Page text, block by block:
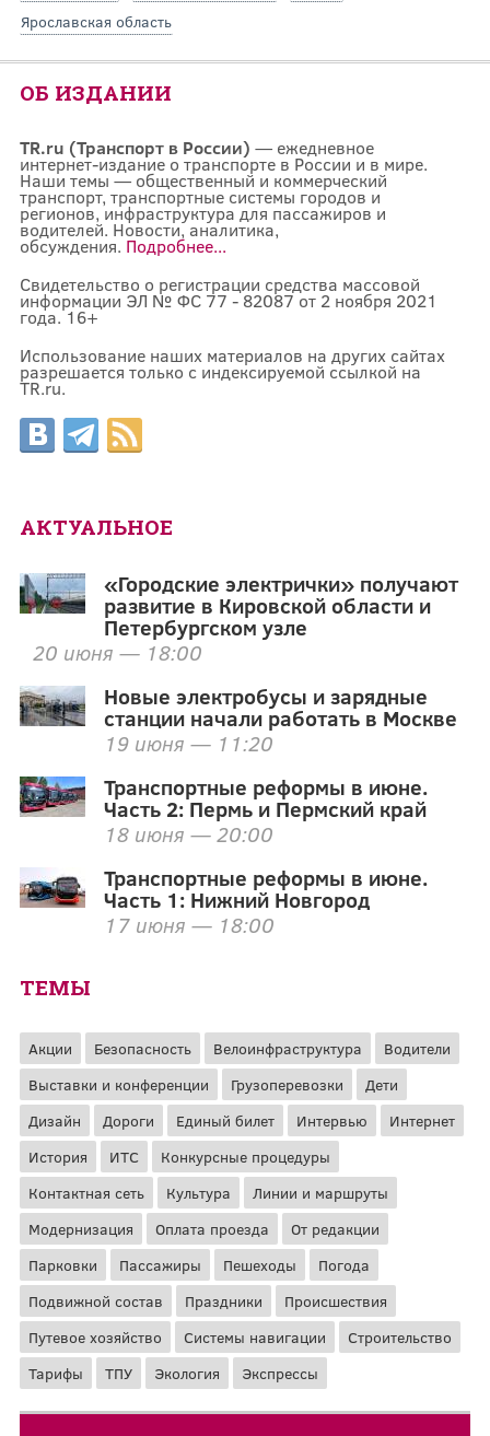
Ярославская область
ОБ ИЗДАНИИ
TR.ru (Транспорт в России) — ежедневное
интернет-издание о транспорте в России и в мире.
Наши темы — общественный и коммерческий
транспорт, транспортные системы городов и
регионов, инфраструктура для пассажиров и
водителей. Новости, аналитика,
обсуждения. Подробнее...
Свидетельство о регистрации средства массовой
информации ЭЛ № ФС 77 - 82087 от 2 ноября 2021
года. 16+
Использование наших материалов на других сайтах
разрешается только с индексируемой ссылкой на
TR.ru.
АКТУАЛЬНОЕ
«Городские электрички» получают
развитие в Кировской области и
Петербургском узле
20 июня — 18:00
Новые электробусы и зарядные
станции начали работать в Москве
19 июня — 11:20
Транспортные реформы в июне.
Часть 2: Пермь и Пермский край
18 июня — 20:00
Транспортные реформы в июне.
Часть 1: Нижний Новгород
17 июня — 18:00
ТЕМЫ
Акции Безопасность Велоинфраструктура
Водители
Выставки и конференции
Грузоперевозки
Дети
Дизайн
Дороги Единый билет Интервью
Интернет
История
ИТС
Конкурсные процедуры
Контактная сеть
Культура
Линии и маршруты
Модернизация
Оплата проезда
От редакции
Парковки
Пассажиры Пешеходы
Погода
Подвижной состав
Праздники
Происшествия
Путевое хозяйство
Системы навигации
Строительство
Тарифы
ТПУ Экология Экспрессы